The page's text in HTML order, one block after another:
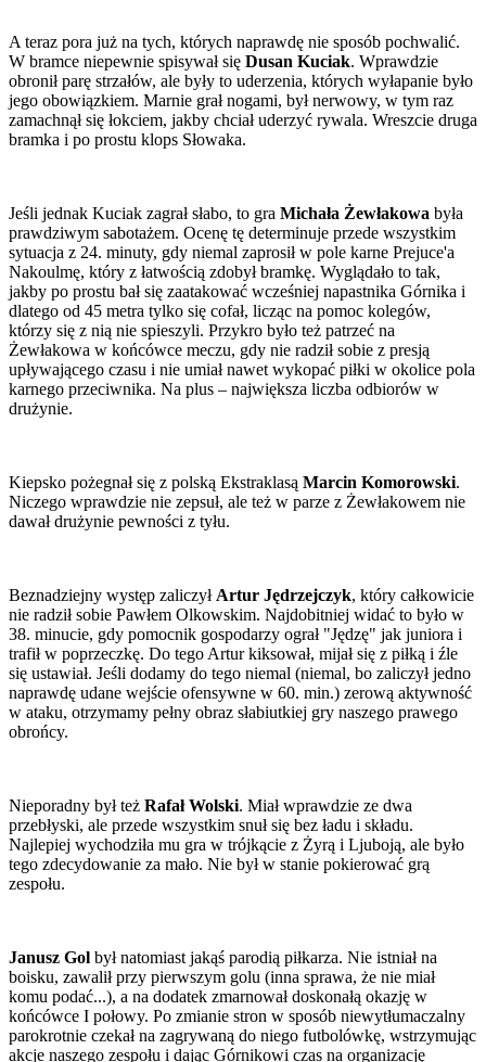
A teraz pora już na tych, których naprawdę nie sposób pochwalić.
W bramce niepewnie spisywał się Dusan Kuciak. Wprawdzie
obronił parę strzałów, ale były to uderzenia, których wyłapanie było
jego obowiązkiem. Marnie grał nogami, był nerwowy, w tym raz
zamachnął się łokciem, jakby chciał uderzyć rywala. Wreszcie druga
bramka i po prostu klops Słowaka.
Jeśli jednak Kuciak zagrał słabo, to gra Michała Żewłakowa była
prawdziwym sabotażem. Ocenę tę determinuje przede wszystkim
sytuacja z 24. minuty, gdy niemal zaprosił w pole karne Prejuce'a
Nakoulmę, który z łatwością zdobył bramkę. Wyglądało to tak,
jakby po prostu bał się zaatakować wcześniej napastnika Górnika i
dlatego od 45 metra tylko się cofał, licząc na pomoc kolegów,
którzy się z nią nie spieszyli. Przykro było też patrzeć na
Żewłakowa w końcówce meczu, gdy nie radził sobie z presją
upływającego czasu i nie umiał nawet wykopać piłki w okolice pola
karnego przeciwnika. Na plus – największa liczba odbiorów w
drużynie.
Kiepsko pożegnał się z polską Ekstraklasą Marcin Komorowski.
Niczego wprawdzie nie zepsuł, ale też w parze z Żewłakowem nie
dawał drużynie pewności z tyłu.
Beznadziejny występ zaliczył Artur Jędrzejczyk, który całkowicie
nie radził sobie Pawłem Olkowskim. Najdobitniej widać to było w
38. minucie, gdy pomocnik gospodarzy ograł "Jędzę" jak juniora i
trafił w poprzeczkę. Do tego Artur kiksował, mijał się z piłką i źle
się ustawiał. Jeśli dodamy do tego niemal (niemal, bo zaliczył jedno
naprawdę udane wejście ofensywne w 60. min.) zerową aktywność
w ataku, otrzymamy pełny obraz słabiutkiej gry naszego prawego
obrońcy.
Nieporadny był też Rafał Wolski. Miał wprawdzie ze dwa
przebłyski, ale przede wszystkim snuł się bez ładu i składu.
Najlepiej wychodziła mu gra w trójkącie z Żyrą i Ljuboją, ale było
tego zdecydowanie za mało. Nie był w stanie pokierować grą
zespołu.
Janusz Gol był natomiast jakąś parodią piłkarza. Nie istniał na
boisku, zawalił przy pierwszym golu (inna sprawa, że nie miał
komu podać...), a na dodatek zmarnował doskonałą okazję w
końcówce I połowy. Po zmianie stron w sposób niewytłumaczalny
parokrotnie czekał na zagrywaną do niego futbolówkę, wstrzymując
akcje naszego zespołu i dając Górnikowi czas na organizację